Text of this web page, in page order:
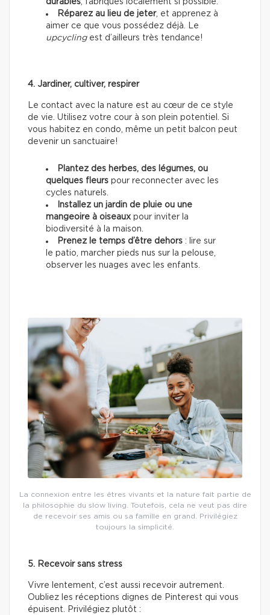
Réparez au lieu de jeter, et apprenez à
aimer ce que vous possédez déjà. Le
upcyclingest d’ailleurs très tendance!
4. Jardiner, cultiver, respirer
Le contact avec la nature est au cœur de ce style
de vie. Utilisez votre cour à son plein potentiel. Si
vous habitez en condo, même un petit balcon peut
devenir un sanctuaire!
Plantez des herbes, des légumes, ou
quelques fleurs pour reconnecter avec les
cycles naturels.
Installez un jardin de pluie ou une
mangeoire à oiseaux pour inviter la
biodiversité à la maison.
Prenez le temps d’être dehors : lire sur
le patio, marcher pieds nus sur la pelouse,
observer les nuages avec les enfants.
La connexion entre les êtres vivants et la nature fait partie de
la philosophie du slow living. Toutefois, cela ne veut pas dire
de recevoir ses amis ou sa famille en grand. Privilégiez
toujours la simplicité.
5. Recevoir sans stress
Vivre lentement, c’est aussi recevoir autrement.
Oubliez les réceptions dignes de Pinterest qui vous
épuisent. Privilégiez plutôt :